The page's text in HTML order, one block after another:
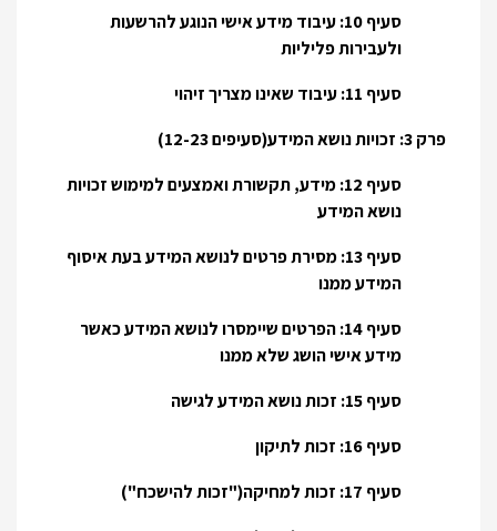
סעיף 10: עיבוד מידע אישי הנוגע להרשעות
ולעבירות פליליות
סעיף 11: עיבוד שאינו מצריך זיהוי
פרק 3: זכויות נושא המידע(סעיפים 12-23)
סעיף 12: מידע, תקשורת ואמצעים למימוש זכויות
נושא המידע
סעיף 13: מסירת פרטים לנושא המידע בעת איסוף
המידע ממנו
סעיף 14: הפרטים שיימסרו לנושא המידע כאשר
מידע אישי הושג שלא ממנו
סעיף 15: זכות נושא המידע לגישה
סעיף 16: זכות לתיקון
סעיף 17: זכות למחיקה("זכות להישכח")